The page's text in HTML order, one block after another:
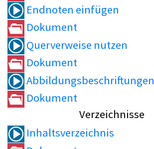
Endnoten einfügen
Dokument
Querverweise nutzen
Dokument
Abbildungsbeschriftungen
Dokument
Verzeichnisse
Inhaltsverzeichnis